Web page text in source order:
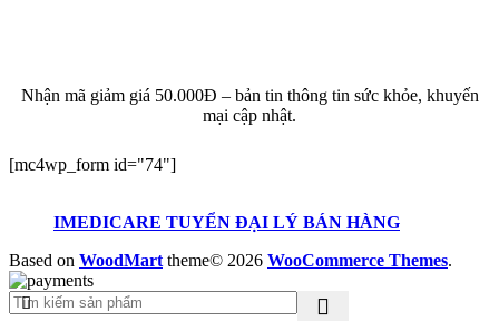
Nhận mã giảm giá 50.000Đ – bản tin thông tin sức khỏe, khuyến
mại cập nhật.
[mc4wp_form id="74"]
IMEDICARE TUYỂN ĐẠI LÝ BÁN HÀNG
Based on WoodMart theme© 2026 WooCommerce Themes.